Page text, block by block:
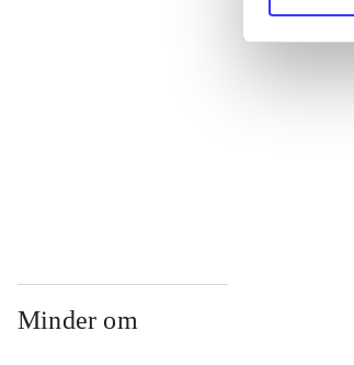
Minder om